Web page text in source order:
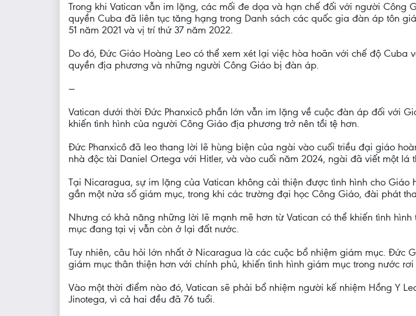
Trong khi Vatican vẫn im lặng, các mối đe dọa và hạn chế đối với người
quyền Cuba đã liên tục tăng hạng trong Danh sách các quốc gia đàn áp tôn
51 năm 2021 và vị trí thứ 37 năm 2022.
Do đó, Đức Giáo Hoàng Leo có thể xem xét lại việc hòa hoãn với chế độ
quyền địa phương và những người Công Giáo bị đàn áp.
—
Vatican dưới thời Đức Phanxicô phần lớn vẫn im lặng về cuộc đàn áp đối với
khiến tình hình của người Công Giáo địa phương trở nên tồi tệ hơn.
Đức Phanxicô đã leo thang lời lẽ hùng biện của ngài vào cuối triều đại giáo
nhà độc tài Daniel Ortega với Hitler, và vào cuối năm 2024, ngài đã viết một lá
Tại Nicaragua, sự im lặng của Vatican không cải thiện được tình hình cho
gần một nửa số giám mục, trong khi các trường đại học Công Giáo, đài phát
Nhưng có khả năng những lời lẽ mạnh mẽ hơn từ Vatican có thể khiến tình
mục đang tại vị vẫn còn ở lại đất nước.
Tuy nhiên, câu hỏi lớn nhất ở Nicaragua là các cuộc bổ nhiệm giám mục. Đức
giám mục thân thiện hơn với chính phủ, khiến tình hình giám mục trong nước
Vào một thời điểm nào đó, Vatican sẽ phải bổ nhiệm người kế nhiệm Hồng Y
Jinotega, vì cả hai đều đã 76 tuổi.